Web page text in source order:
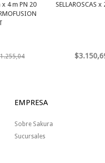
x 4 m PN 20
SELLAROSCAS
EMPRESA
Sobre Sakura
Sucursales